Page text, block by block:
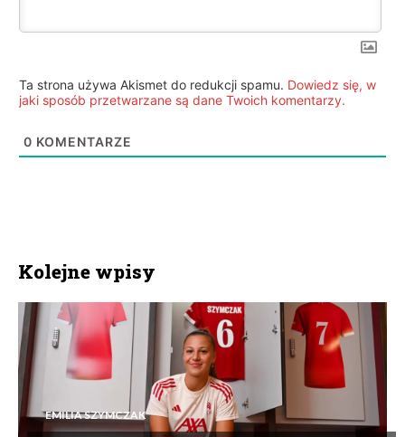
Ta strona używa Akismet do redukcji spamu. Dowiedz się, w
jaki sposób przetwarzane są dane Twoich komentarzy.
0 KOMENTARZE
Kolejne wpisy
EMILIA SZYMCZAK